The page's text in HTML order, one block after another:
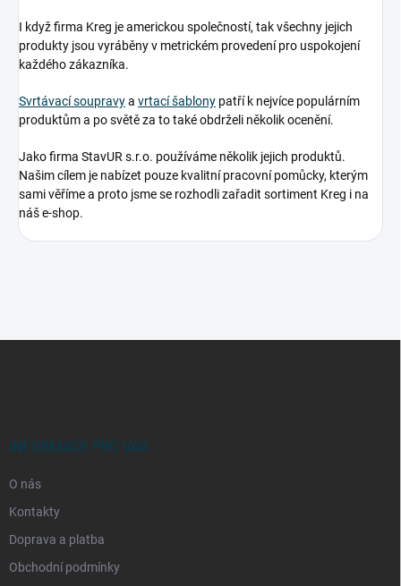
I když firma Kreg je americkou společností, tak všechny jejich
produkty jsou vyráběny v metrickém provedení pro uspokojení
každého zákazníka.
Svrtávací soupravya vrtací šablony patří k nejvíce populárním
produktům a po světě za to také obdrželi několik ocenění.
Jako firma StavUR s.r.o. používáme několik jejich produktů.
Našim cílem je nabízet pouze kvalitní pracovní pomůcky, kterým
sami věříme a proto jsme se rozhodli zařadit sortiment Kreg i na
náš e-shop.
INFORMACE PRO VÁS
O nás
Kontakty
Doprava a platba
Obchodní podmínky